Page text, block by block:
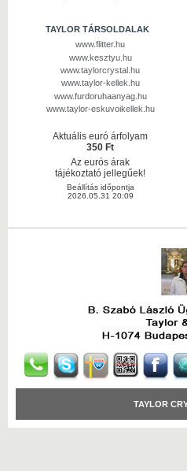
TAYLOR TÁRSOLDALAK
www.flitter.hu
www.kesztyu.hu
www.taylorcrystal.hu
www.taylor-kellek.hu
www.furdoruhaanyag.hu
www.taylor-eskuvoikellek.hu
Aktuális euró árfolyam
350 Ft
Az eurós árak
tájékoztató jellegűek!
Beállítás időpontja
2026.05.31 20:09
TAYLOR